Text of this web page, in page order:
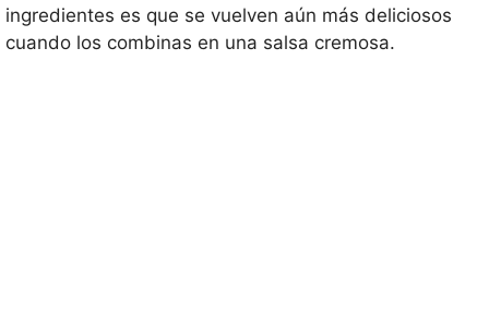
ingredientes es que se vuelven aún más deliciosos
cuando los combinas en una salsa cremosa.